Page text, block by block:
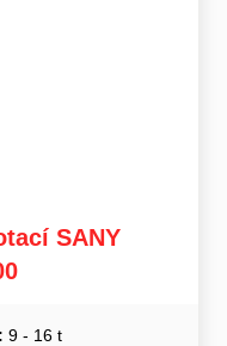
SANY
9 - 16 t